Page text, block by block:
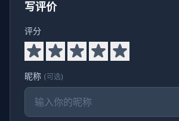
写评价
评分
昵称 (可选)